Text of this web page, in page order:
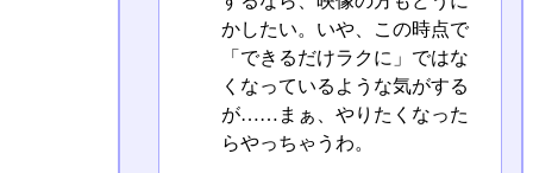
かしたい。いや、この時点で
「できるだけラクに」ではな
くなっているような気がする
が……まぁ、やりたくなった
らやっちゃうわ。